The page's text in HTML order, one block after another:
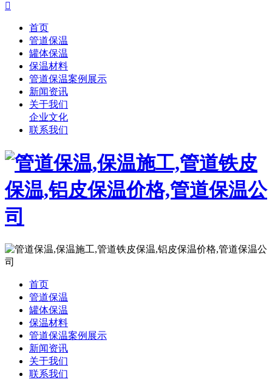

首页
管道保温
罐体保温
保温材料
管道保温案例展示
新闻资讯
关于我们
企业文化
联系我们
首页
管道保温
罐体保温
保温材料
管道保温案例展示
新闻资讯
关于我们
联系我们